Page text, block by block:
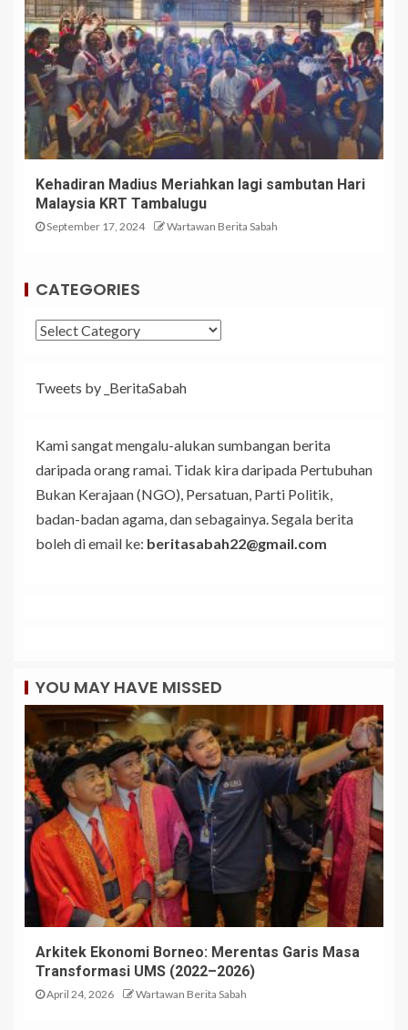
Kehadiran Madius Meriahkan lagi sambutan Hari
Malaysia KRT Tambalugu
September 17, 2024 Wartawan Berita Sabah
CATEGORIES
Tweets by _BeritaSabah
Kami sangat mengalu-alukan sumbangan berita
daripada orang ramai. Tidak kira daripada Pertubuhan
Bukan Kerajaan (NGO), Persatuan, Parti Politik,
badan-badan agama, dan sebagainya. Segala berita
boleh di email ke: beritasabah22@gmail.com
YOU MAY HAVE MISSED
Arkitek Ekonomi Borneo: Merentas Garis Masa
Transformasi UMS (2022–2026)
April 24, 2026 Wartawan Berita Sabah